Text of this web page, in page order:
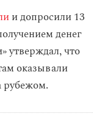
и допросили 13
денег
утверждал, что
оказывали
рубежом.